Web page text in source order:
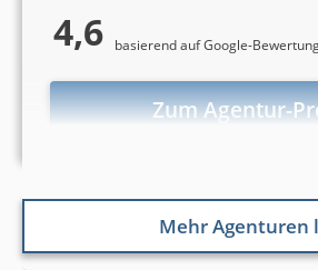
4,6 basierend auf Google-
Zum Agentur-
Mehr Agenturen